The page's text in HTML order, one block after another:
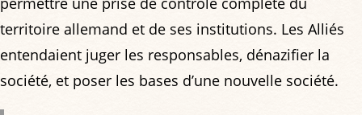
territoire allemand et de ses institutions. Les Alliés
entendaient juger les responsables, dénazifier la
société, et poser les bases d’une nouvelle société.